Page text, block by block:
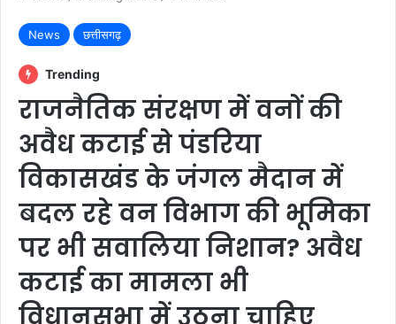
News छत्तीसगढ़
Trending
राजनैतिक संरक्षण में वनों की
अवैध कटाई से पंडरिया
विकासखंड के जंगल मैदान में
बदल रहे वन विभाग की भूमिका
पर भी सवालिया निशान? अवैध
कटाई का मामला भी